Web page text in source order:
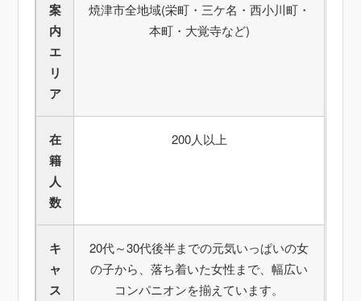
案
内
エ
リ
ア
焼津市全地域(栄町・三ケ名・西小川町・
本町・大覚寺など)
在
籍
人
数
200人以上
キ
ャ
ス
20代～30代後半までの元気いっぱいの女
の子から、落ち着いた女性まで、幅広い
コンパニオンを揃えています。